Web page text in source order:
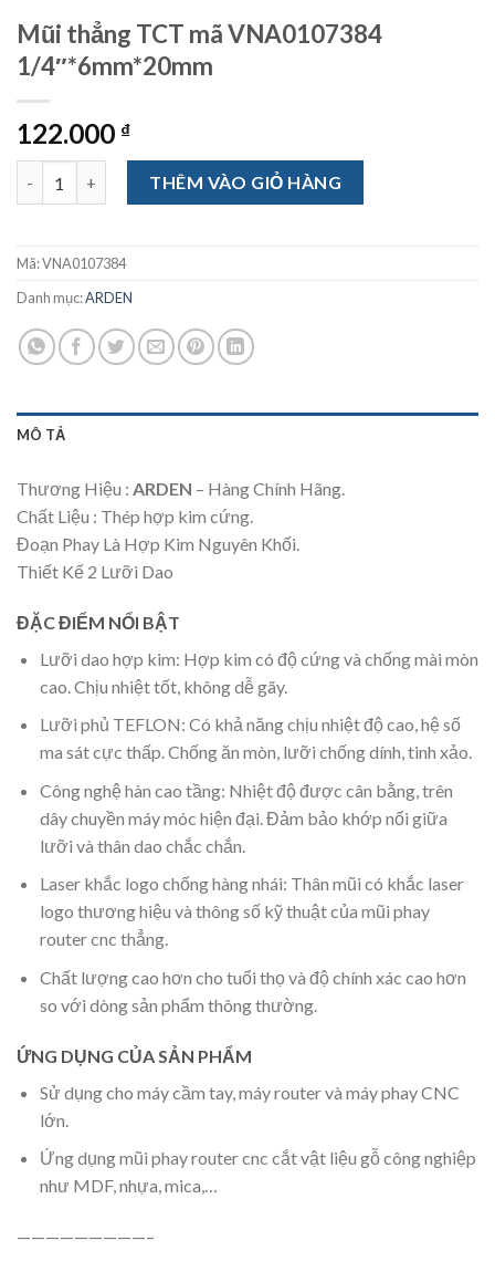
Mũi thẳng TCT mã VNA0107384
1/4″*6mm*20mm
122.000 ₫
Mũi thẳng TCT mã VNA0107384 1/4"*6mm*20mm số lượng
THÊM VÀO GIỎ HÀNG
Mã:VNA0107384
Danh mục:ARDEN
MÔ TẢ
Thương Hiệu : ARDEN – Hàng Chính Hãng.
Chất Liệu : Thép hợp kim cứng.
Đoạn Phay Là Hợp Kim Nguyên Khối.
Thiết Kế 2 Lưỡi Dao
ĐẶC ĐIỂM NỔI BẬT
Lưỡi dao hợp kim: Hợp kim có độ cứng và chống mài mòn
cao. Chịu nhiệt tốt, không dễ gãy.
Lưỡi phủ TEFLON: Có khả năng chịu nhiệt độ cao, hệ số
ma sát cực thấp. Chống ăn mòn, lưỡi chống dính, tinh xảo.
Công nghệ hàn cao tầng: Nhiệt độ được cân bằng, trên
dây chuyền máy móc hiện đại. Đảm bảo khớp nối giữa
lưỡi và thân dao chắc chắn.
Laser khắc logo chống hàng nhái: Thân mũi có khắc laser
logo thương hiệu và thông số kỹ thuật của mũi phay
router cnc thẳng.
Chất lượng cao hơn cho tuổi thọ và độ chính xác cao hơn
so với dòng sản phẩm thông thường.
ỨNG DỤNG CỦA SẢN PHẨM
Sử dụng cho máy cầm tay, máy router và máy phay CNC
lớn.
Ứng dụng mũi phay router cnc cắt vật liệu gỗ công nghiệp
như MDF, nhựa, mica,…
—————————–